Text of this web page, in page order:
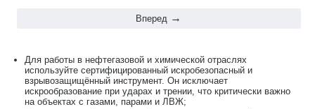
Вперед
Для работы в нефтегазовой и химической отраслях
используйте сертифицированный искробезопасный и
взрывозащищённый инструмент. Он исключает
искрообразование при ударах и трении, что критически важно
на объектах с газами, парами и ЛВЖ;